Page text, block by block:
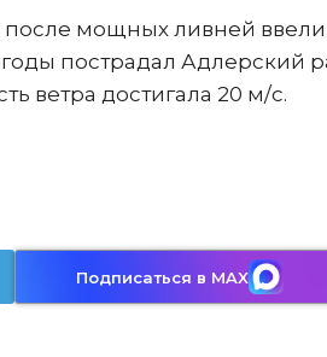
после мощных ливней
пострадал Адлерский
ветра достигала 20 м/с.
Подписаться в MAX